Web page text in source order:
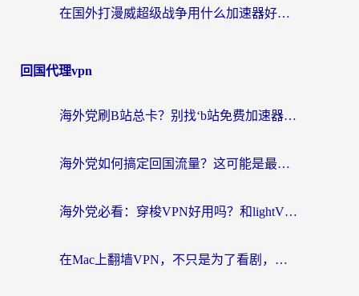
在国外打漫威超级战争用什么加速器好一点？这或许是你最需要的一篇指南
回国代理vpn
海外党刷B站总卡？别找‘b站免费加速器’了，这篇指南让你无缝访问国内资源
海外党如何搞定回国流量？这可能是最实在的一篇指南
海外党必看：穿梭VPN好用吗？和lightVPN对比哪个回国效果更好？附匈牙利留学生实测攻略
在Mac上翻墙VPN，不只是为了看剧，更是为了那份熟悉的连接感